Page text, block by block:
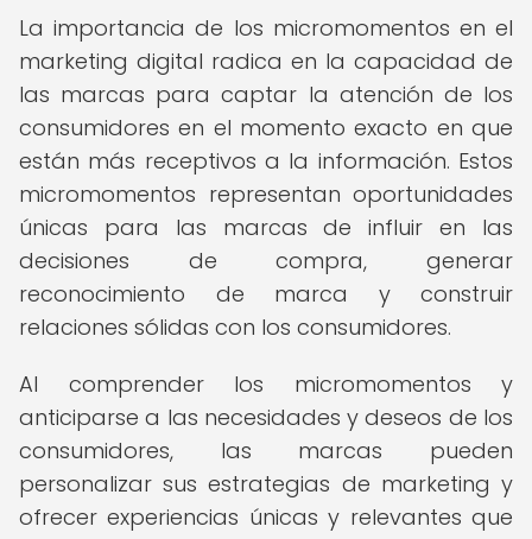
La importancia de los micromomentos en el
marketing digital radica en la capacidad de
las marcas para captar la atención de los
consumidores en el momento exacto en que
están más receptivos a la información. Estos
micromomentos representan oportunidades
únicas para las marcas de influir en las
decisiones de compra, generar
reconocimiento de marca y construir
relaciones sólidas con los consumidores.
Al comprender los micromomentos y
anticiparse a las necesidades y deseos de los
consumidores, las marcas pueden
personalizar sus estrategias de marketing y
ofrecer experiencias únicas y relevantes que